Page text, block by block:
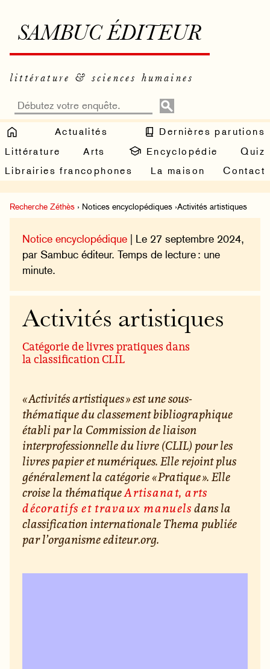
SAMBUC ÉDITEUR
littérature & sciences humaines
Actualités
Dernières parutions
Littérature
Arts Encyclopédie
Quiz
Librairies francophones
La maison Contact
Recherche Zéthès › Notices encyclopédiques ›Activités artistiques
Notice encyclopédique | Le 27 septembre 2024,
par Sambuc éditeur. Temps de lecture : une
minute.
Activités artistiques
Catégorie de livres pratiques dans
la classification CLIL
« Activités artistiques » est une sous-
thématique du classement bibliographique
établi par la Commission de liaison
interprofessionnelle du livre (CLIL) pour les
livres papier et numériques. Elle rejoint plus
généralement la catégorie « Pratique ». Elle
croise la thématiqueArtisanat, arts
décoratifs et travaux manuelsdans la
classification internationale Thema publiée
par l’organisme editeur.org.